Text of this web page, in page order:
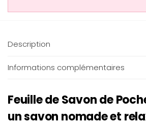
Description
Informations complémentaires
Feuille de Savon de
un savon nomade et